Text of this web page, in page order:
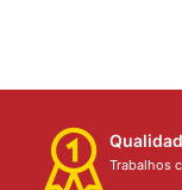
Trabalhos